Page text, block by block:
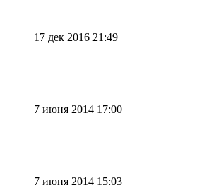
17 дек 2016 21:49
7 июня 2014 17:00
7 июня 2014 15:03